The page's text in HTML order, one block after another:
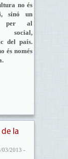
no és
sinó un
per al
social,
del país.
és només
la
03/2013 -